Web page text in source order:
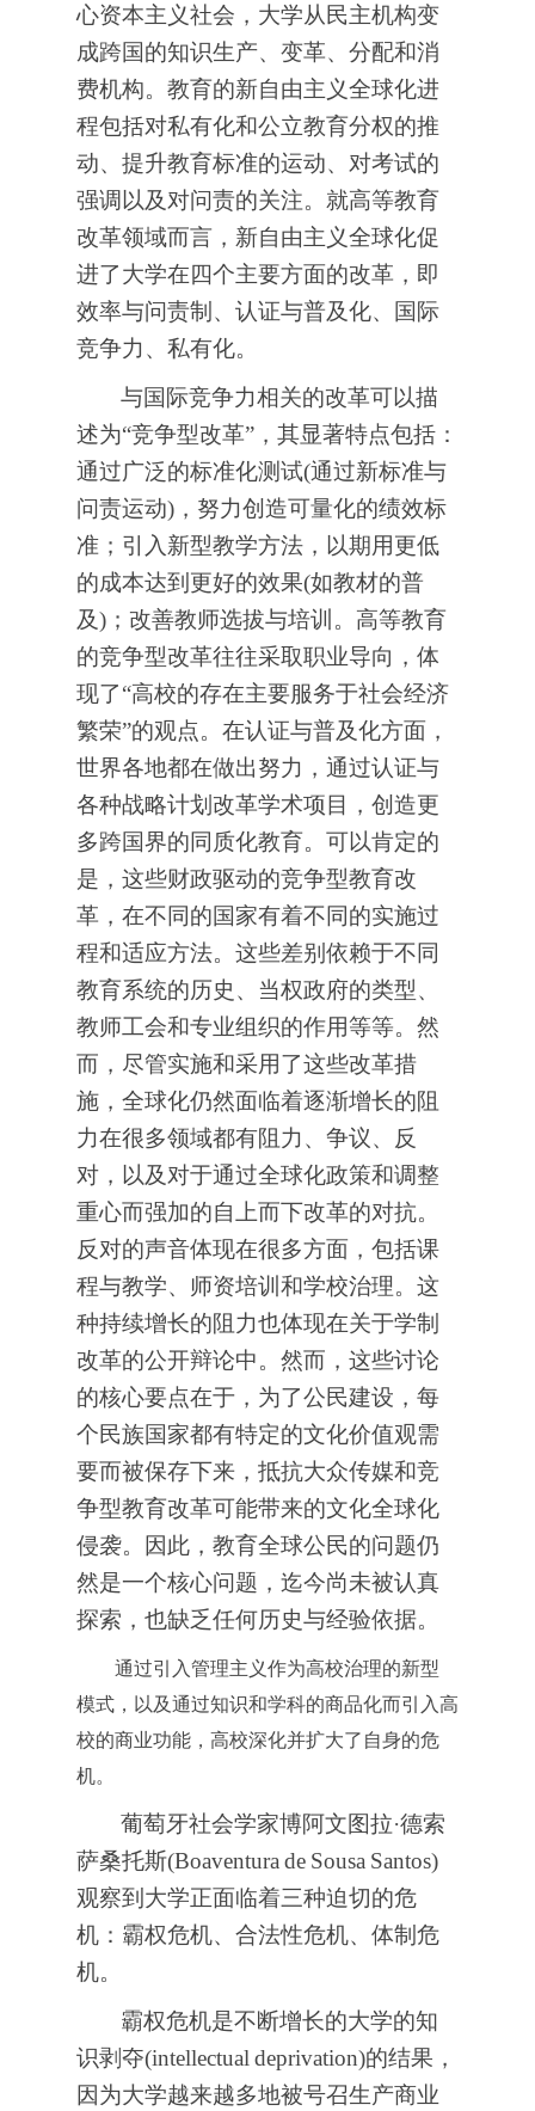
心资本主义社会，大学从民主机构变
成跨国的知识生产、变革、分配和消
费机构。教育的新自由主义全球化进
程包括对私有化和公立教育分权的推
动、提升教育标准的运动、对考试的
强调以及对问责的关注。就高等教育
改革领域而言，新自由主义全球化促
进了大学在四个主要方面的改革，即
效率与问责制、认证与普及化、国际
竞争力、私有化。
与国际竞争力相关的改革可以描
述为“竞争型改革”，其显著特点包括：
通过广泛的标准化测试(通过新标准与
问责运动)，努力创造可量化的绩效标
准；引入新型教学方法，以期用更低
的成本达到更好的效果(如教材的普
及)；改善教师选拔与培训。高等教育
的竞争型改革往往采取职业导向，体
现了“高校的存在主要服务于社会经济
繁荣”的观点。在认证与普及化方面，
世界各地都在做出努力，通过认证与
各种战略计划改革学术项目，创造更
多跨国界的同质化教育。可以肯定的
是，这些财政驱动的竞争型教育改
革，在不同的国家有着不同的实施过
程和适应方法。这些差别依赖于不同
教育系统的历史、当权政府的类型、
教师工会和专业组织的作用等等。然
而，尽管实施和采用了这些改革措
施，全球化仍然面临着逐渐增长的阻
力在很多领域都有阻力、争议、反
对，以及对于通过全球化政策和调整
重心而强加的自上而下改革的对抗。
反对的声音体现在很多方面，包括课
程与教学、师资培训和学校治理。这
种持续增长的阻力也体现在关于学制
改革的公开辩论中。然而，这些讨论
的核心要点在于，为了公民建设，每
个民族国家都有特定的文化价值观需
要而被保存下来，抵抗大众传媒和竞
争型教育改革可能带来的文化全球化
侵袭。因此，教育全球公民的问题仍
然是一个核心问题，迄今尚未被认真
探索，也缺乏任何历史与经验依据。
通过引入管理主义作为高校治理的新型
模式，以及通过知识和学科的商品化而引入高
校的商业功能，高校深化并扩大了自身的危
机。
葡萄牙社会学家博阿文图拉·德索
萨桑托斯(Boaventura de Sousa Santos)
观察到大学正面临着三种迫切的危
机：霸权危机、合法性危机、体制危
机。
霸权危机是不断增长的大学的知
识剥夺(intellectual deprivation)的结果，
因为大学越来越多地被号召生产商业